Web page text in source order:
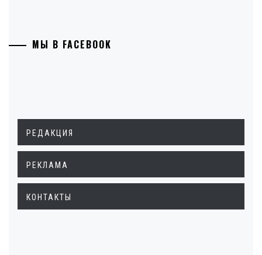
МЫ В FACEBOOK
РЕДАКЦИЯ
РЕКЛАМА
КОНТАКТЫ